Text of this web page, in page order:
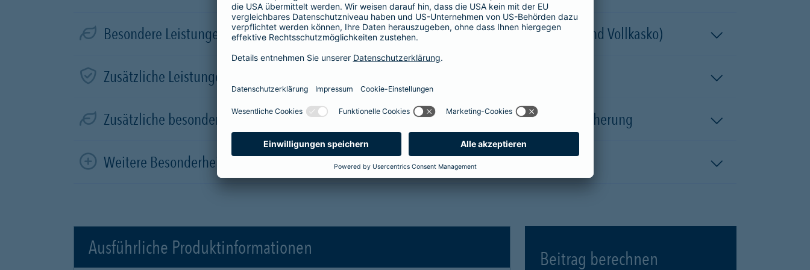
Besondere Leistungen für Elektro- und Hybridfahrzeuge in der Kaskoversicherung (Teil- und Vollkasko)
Zusätzliche Leistungen in der Vollkaskoversicherung
Zusätzliche besondere Leistungen für Elektro- und Hybridfahrzeuge in der Vollkaskoversicherung
Weitere Besonderheiten
Ausführliche Produktinformationen
Beitrag berechnen